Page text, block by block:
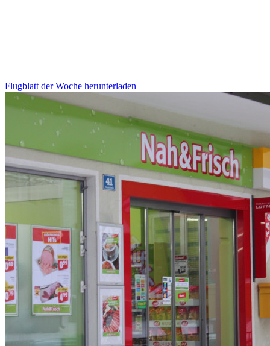
Flugblatt der Woche herunterladen